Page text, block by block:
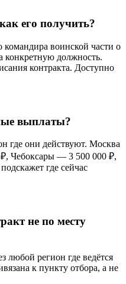
его получить?
воинской части о
конкретную должность.
контракта. Доступно
выплаты?
где они действуют. Москва
, Чебоксары — 3 500 000 ₽,
где сейчас
не по месту
любой регион где ведётся
к пункту отбора, а не